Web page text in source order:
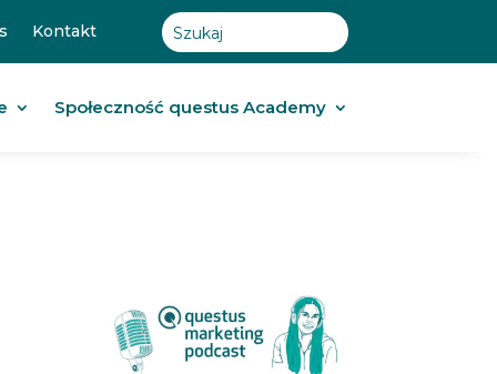
Kontakt
Społeczność questus Academy